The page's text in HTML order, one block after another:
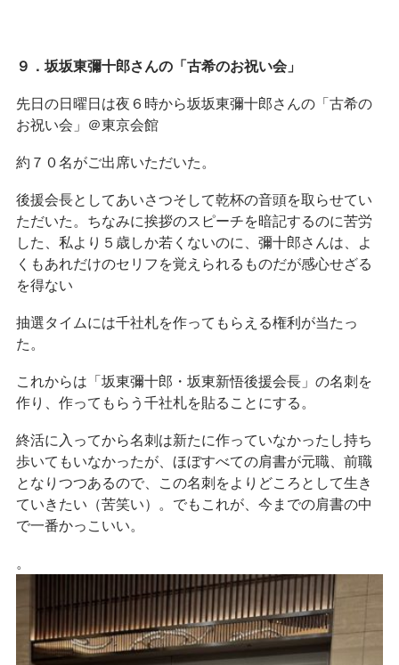
９．坂坂東彌十郎さんの「古希のお祝い会」
先日の日曜日は夜６時から坂坂東彌十郎さんの「古希の
お祝い会」＠東京会館
約７０名がご出席いただいた。
後援会長としてあいさつそして乾杯の音頭を取らせてい
ただいた。ちなみに挨拶のスピーチを暗記するのに苦労
した、私より５歳しか若くないのに、彌十郎さんは、よ
くもあれだけのセリフを覚えられるものだが感心せざる
を得ない
抽選タイムには千社札を作ってもらえる権利が当たっ
た。
これからは「坂東彌十郎・坂東新悟後援会長」の名刺を
作り、作ってもらう千社札を貼ることにする。
終活に入ってから名刺は新たに作っていなかったし持ち
歩いてもいなかったが、ほぼすべての肩書が元職、前職
となりつつあるので、この名刺をよりどころとして生き
ていきたい（苦笑い）。でもこれが、今までの肩書の中
で一番かっこいい。
。